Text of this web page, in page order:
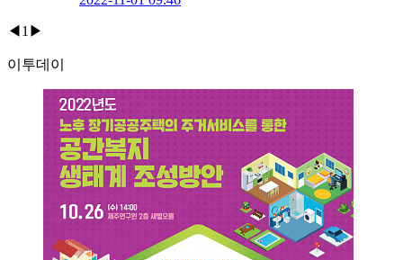
◀ 1 ▶
이투데이